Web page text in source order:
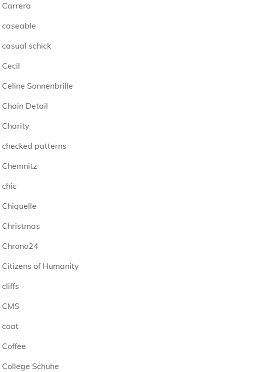
Carrera
caseable
casual schick
Cecil
Celine Sonnenbrille
Chain Detail
Charity
checked patterns
Chemnitz
chic
Chiquelle
Christmas
Chrono24
Citizens of Humanity
cliffs
CMS
coat
Coffee
College Schuhe